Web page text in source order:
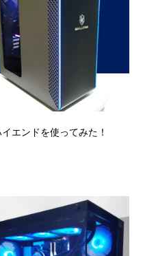
エンドを使ってみた！